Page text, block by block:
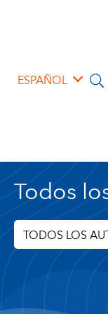
ESPAÑOL
Todos
TODOS LOS